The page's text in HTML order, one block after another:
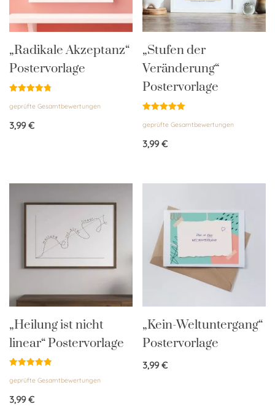
„Radikale Akzeptanz“
Postervorlage
mit
von 5
geprüfte Gesamtbewertungen
3,99€
„Stufen der
Veränderung“
Postervorlage
mit
von 5
geprüfte Gesamtbewertungen
3,99€
„Heilung ist nicht
linear“ Postervorlage
mit
von 5
geprüfte Gesamtbewertungen
3,99€
„Kein-Weltuntergang“
Postervorlage
3,99€